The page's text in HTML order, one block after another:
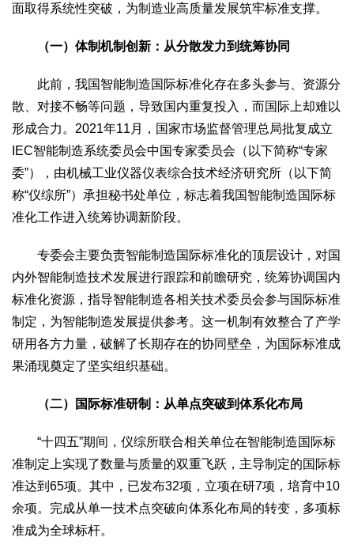
国防建设 军民融合 兵器装备 军营风采
国际
中国与世界 国际视点 国际合作 他山之石
生态
生态文明 能源资源 环境保护 地方生态 休闲旅游
视频
访谈 动态
地方
京 津 冀 晋 蒙 辽 吉 黑 沪 苏 浙 皖
闽
赣
鲁 豫 鄂 湘 粤 桂 琼 渝 川 黔 滇
藏
陕
甘 青 宁 新 港 澳 台
智库
地方动态 地方强音
在线期刊
2017 2016 2015 2018 2019
关于我们
面取得系统性突破，为制造业高质量发展筑牢标准支撑。
（一）体制机制创新：从分散发力到统筹协同
此前，我国智能制造国际标准化存在多头参与、资源分
散、对接不畅等问题，导致国内重复投入，而国际上却难以
形成合力。2021年11月，国家市场监督管理总局批复成立
IEC智能制造系统委员会中国专家委员会（以下简称“专家
委”），由机械工业仪器仪表综合技术经济研究所（以下简
称“仪综所”）承担秘书处单位，标志着我国智能制造国际标
准化工作进入统筹协调新阶段。
专委会主要负责智能制造国际标准化的顶层设计，对国
内外智能制造技术发展进行跟踪和前瞻研究，统筹协调国内
标准化资源，指导智能制造各相关技术委员会参与国际标准
制定，为智能制造发展提供参考。这一机制有效整合了产学
研用各方力量，破解了长期存在的协同壁垒，为国际标准成
果涌现奠定了坚实组织基础。
（二）国际标准研制：从单点突破到体系化布局
“十四五”期间，仪综所联合相关单位在智能制造国际标
准制定上实现了数量与质量的双重飞跃，主导制定的国际标
准达到65项。其中，已发布32项，立项在研7项，培育中10
余项。完成从单一技术点突破向体系化布局的转变，多项标
准成为全球标杆。